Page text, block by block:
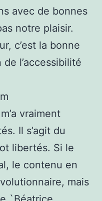
avec de bonnes
notre plaisir.
c’est la bonne
l’accessibilité
vraiment
Il s’agit du
libertés. Si le
le contenu en
mais